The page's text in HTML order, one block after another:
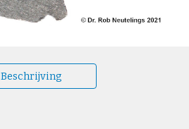
Beschrijving